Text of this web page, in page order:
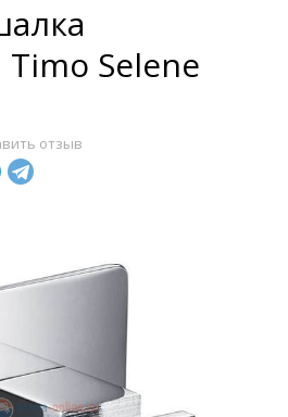
Selene
отзыв